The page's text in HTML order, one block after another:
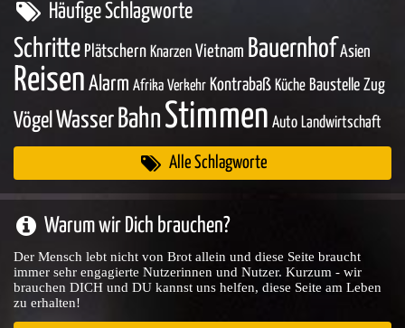
Häufige Schlagworte
Schritte Plätschern Knarzen Vietnam Bauernhof Asien
Reisen Alarm Afrika Verkehr Kontrabaß Küche Baustelle Zug
Vögel Wasser Bahn Stimmen Auto Landwirtschaft
Alle Schlagworte
Warum wir Dich brauchen?
Der Mensch lebt nicht von Brot allein und diese Seite braucht
immer sehr engagierte Nutzerinnen und Nutzer. Kurzum - wir
brauchen DICH und DU kannst uns helfen, diese Seite am Leben
zu erhalten!